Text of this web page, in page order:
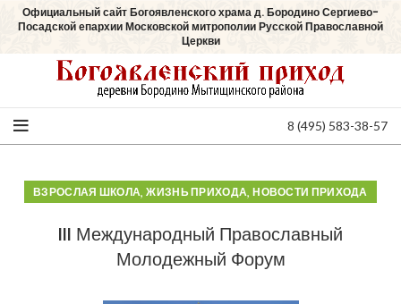
Официальный сайт Богоявленского храма д. Бородино Сергиево-
Посадской епархии Московской митрополии Русской Православной
Церкви
8 (495) 583-38-57
ВЗРОСЛАЯ ШКОЛА,ЖИЗНЬ ПРИХОДА,НОВОСТИ ПРИХОДА
III Международный Православный
Молодежный Форум